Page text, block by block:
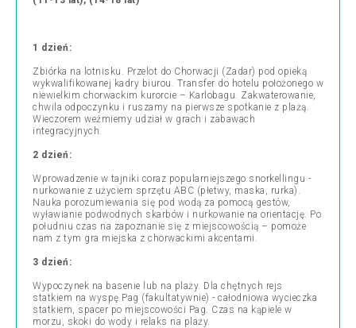
1 dzień:
Zbiórka na lotnisku. Przelot do Chorwacji (Zadar) pod opieką
wykwalifikowanej kadry biurou. Transfer do hotelu położonego w
niewielkim chorwackim kurorcie – Karlobagu. Zakwaterowanie,
chwila odpoczynku i ruszamy na pierwsze spotkanie z plażą.
Wieczorem weźmiemy udział w grach i zabawach
integracyjnych.
2 dzień:
Wprowadzenie w tajniki coraz popularniejszego snorkellingu -
nurkowanie z użyciem sprzętu ABC (płetwy, maska, rurka).
Nauka porozumiewania się pod wodą za pomocą gestów,
wyławianie podwodnych skarbów i nurkowanie na orientację. Po
południu czas na zapoznanie się z miejscowością – pomoże
nam z tym gra miejska z chorwackimi akcentami.
3 dzień:
Wypoczynek na basenie lub na plaży. Dla chętnych rejs
statkiem na wyspę Pag (fakultatywnie) - całodniowa wycieczka
statkiem, spacer po miejscowości Pag. Czas na kąpiele w
morzu, skoki do wody i relaks na plaży.